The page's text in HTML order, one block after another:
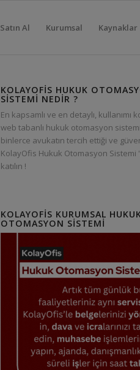
Satın Al Kurumsal Kaynaklar
KOLAYOFIS HUKUK
SISTEMI NEDIR ?
En kapsamlı ve en detaylı, kullanımı
web tabanlı hukuk otomasyon
binlerce avukatın tercih ettiği ve
KolayOfis Hukuk Otomasyon Sistemi
katılın !
KOLAYOFIS KURUMSAL
OTOMASYON SISTEMI